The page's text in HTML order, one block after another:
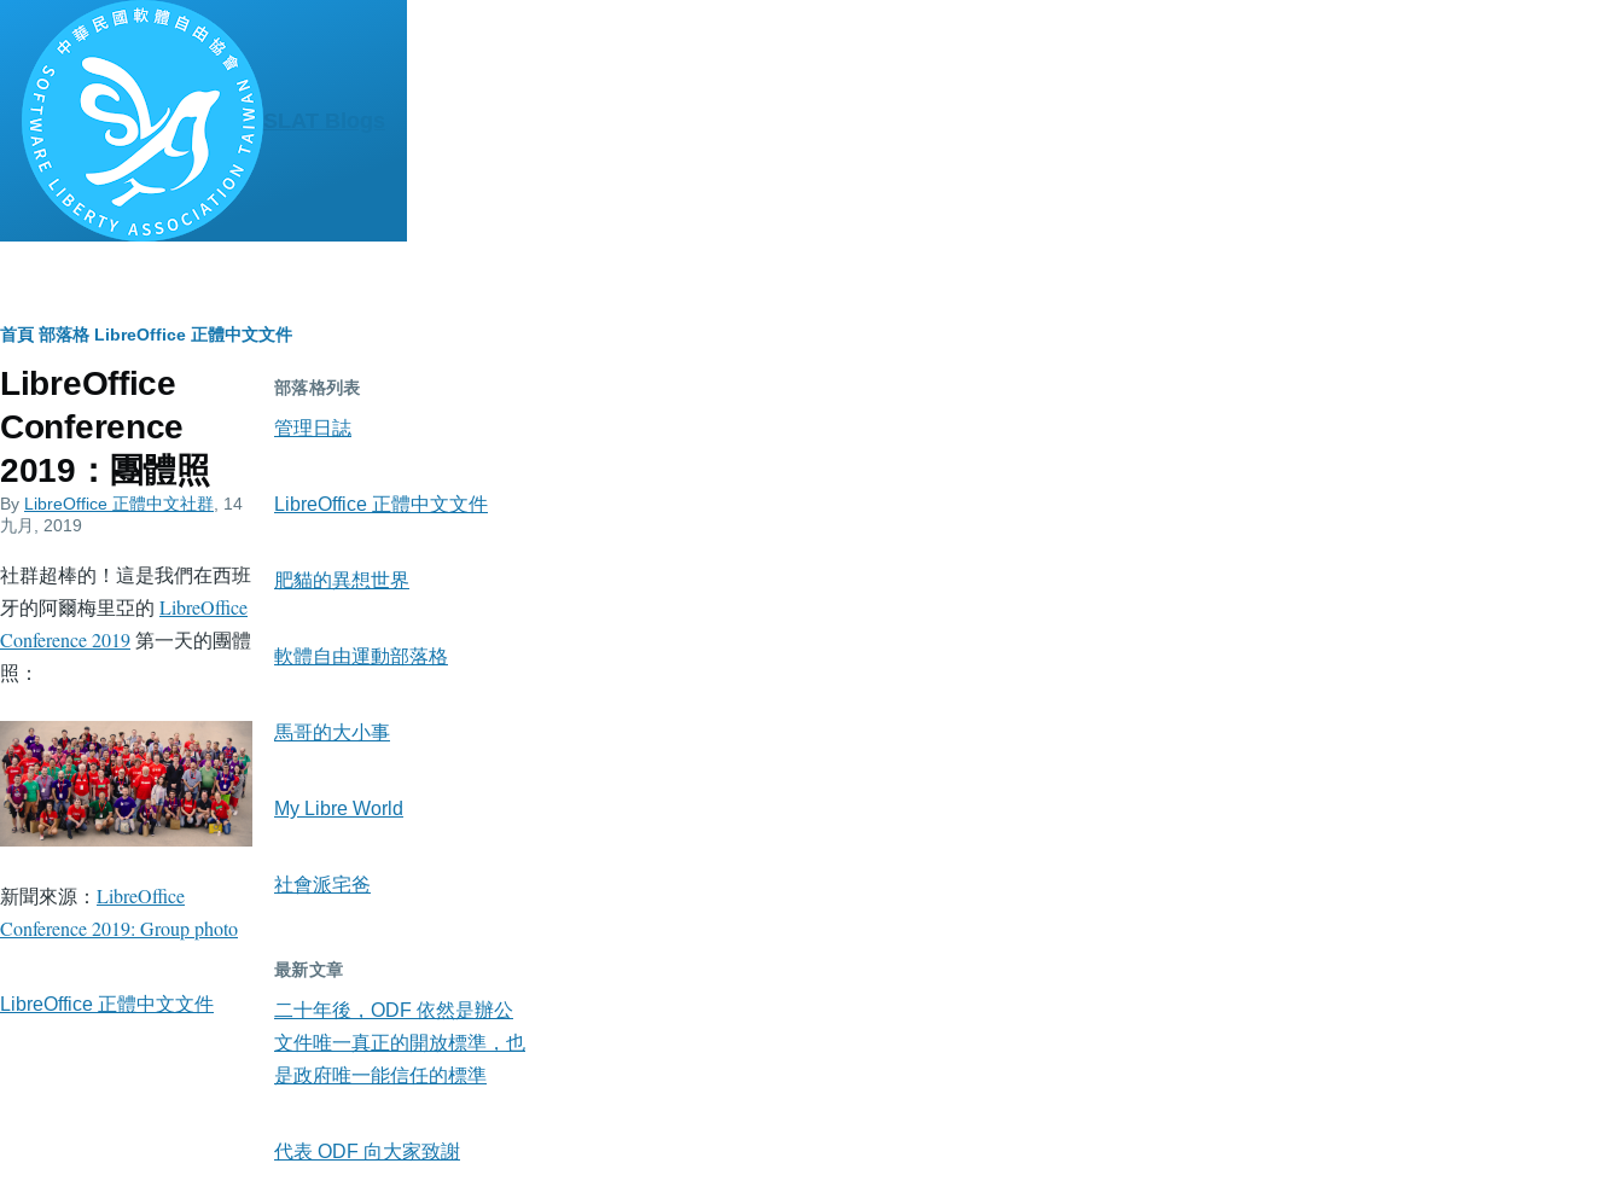
移至主內容
導
航
連
結
首頁 部落格 LibreOffice 正體中文文件
LibreOffice
Conference
2019：團體照
By LibreOffice 正體中文社群 , 14
九月, 2019
社群超棒的！這是我們在西班
牙的阿爾梅里亞的 LibreOffice
Conference 2019第一天的團體
照：
新聞來源： LibreOffice
Conference 2019: Group photo
LibreOffice 正體中文文件
部落格列表
管理日誌
LibreOffice 正體中文文件
肥貓的異想世界
軟體自由運動部落格
馬哥的大小事
My Libre World
社會派宅爸
最新文章
二十年後，ODF 依然是辦公
文件唯一真正的開放標準，也
是政府唯一能信任的標準
代表 ODF 向大家致謝